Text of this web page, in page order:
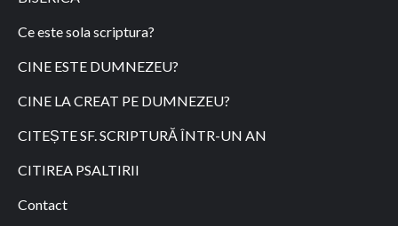
Ce este sola scriptura?
CINE ESTE DUMNEZEU?
CINE LA CREAT PE DUMNEZEU?
CITEȘTE SF. SCRIPTURĂ ÎNTR-UN AN
CITIREA PSALTIRII
Contact